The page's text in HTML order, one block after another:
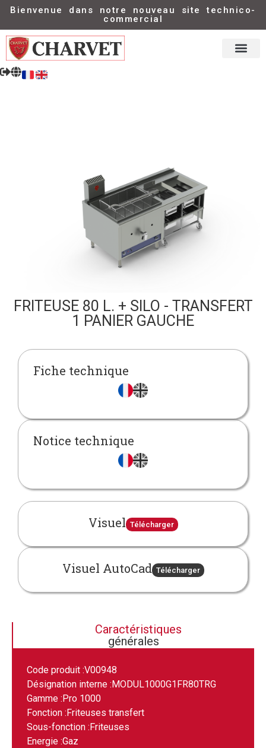
Bienvenue dans notre nouveau site technico-
commercial
FRITEUSE 80 L. + SILO - TRANSFERT
1 PANIER GAUCHE
Fiche technique
Notice technique
Visuel Télécharger
Visuel AutoCad Télécharger
Caractéristiques
générales
Code produit :V00948
Désignation interne : MODUL1000G1FR80TRG
Gamme : Pro 1000
Fonction : Friteuses transfert
Sous-fonction : Friteuses
Energie :Gaz